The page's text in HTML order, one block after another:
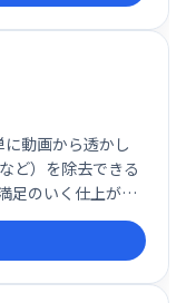
動画から透かし
ど）を除去できる
足のいく仕上がり
ドを動画に合わせ
認知度向上にも
オリティ向上をサ